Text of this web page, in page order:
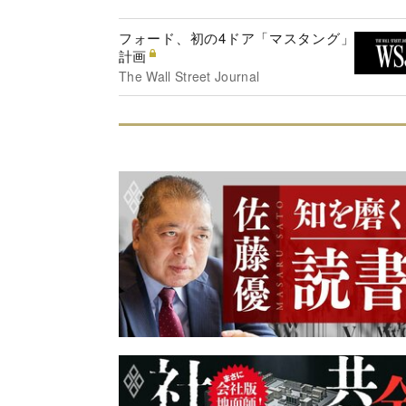
フォード、初の4ドア「マスタング」
計画
The Wall Street Journal